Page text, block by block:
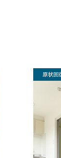
楽町
報 築
平米